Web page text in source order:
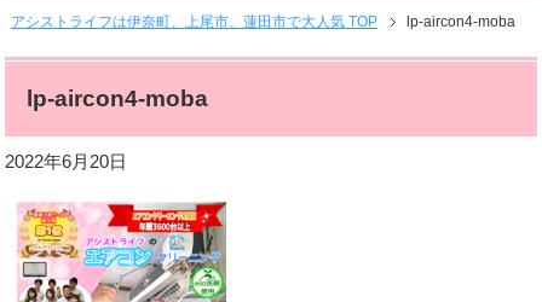
アシストライフは伊奈町、上尾市、蓮田市で大人気 TOP lp-aircon4-moba
lp-aircon4-moba
2022年6月20日